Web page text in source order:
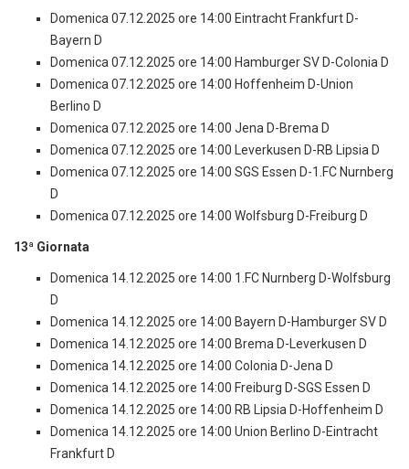
Domenica 07.12.2025 ore 14:00 Eintracht Frankfurt D-
Bayern D
Domenica 07.12.2025 ore 14:00 Hamburger SV D-Colonia D
Domenica 07.12.2025 ore 14:00 Hoffenheim D-Union
Berlino D
Domenica 07.12.2025 ore 14:00 Jena D-Brema D
Domenica 07.12.2025 ore 14:00 Leverkusen D-RB Lipsia D
Domenica 07.12.2025 ore 14:00 SGS Essen D-1.FC Nurnberg
D
Domenica 07.12.2025 ore 14:00 Wolfsburg D-Freiburg D
13ª Giornata
Domenica 14.12.2025 ore 14:00 1.FC Nurnberg D-Wolfsburg
D
Domenica 14.12.2025 ore 14:00 Bayern D-Hamburger SV D
Domenica 14.12.2025 ore 14:00 Brema D-Leverkusen D
Domenica 14.12.2025 ore 14:00 Colonia D-Jena D
Domenica 14.12.2025 ore 14:00 Freiburg D-SGS Essen D
Domenica 14.12.2025 ore 14:00 RB Lipsia D-Hoffenheim D
Domenica 14.12.2025 ore 14:00 Union Berlino D-Eintracht
Frankfurt D